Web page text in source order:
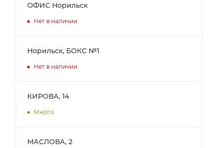
ОФИС Норильск
Нет в наличии
Норильск, БОКС №1
Нет в наличии
КИРОВА, 14
Много
МАСЛОВА, 2